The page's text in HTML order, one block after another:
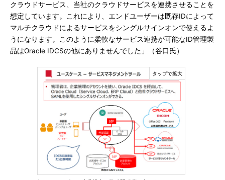
クラウドサービス、当社のクラウドサービスを連携させることを
想定しています。これにより、エンドユーザーは既存IDによって
マルチクラウドによるサービスをシングルサインオンで使えるよ
うになります。このように柔軟なサービス連携が可能なID管理製
品はOracle IDCSの他にありませんでした」（谷口氏）